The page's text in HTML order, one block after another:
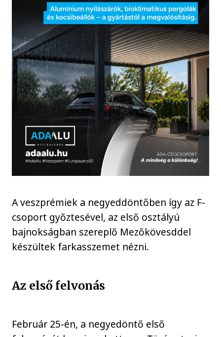
A veszprémiek a negyeddöntőben így az F-
csoport győztesével, az első osztályú
bajnokságban szereplő Mezőkövesddel
készültek farkasszemet nézni.
Az első felvonás
Február 25-én, a negyedöntő első